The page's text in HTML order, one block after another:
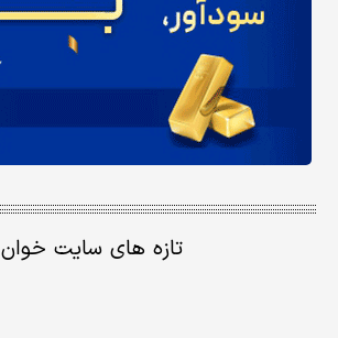
تازه های سایت خوان